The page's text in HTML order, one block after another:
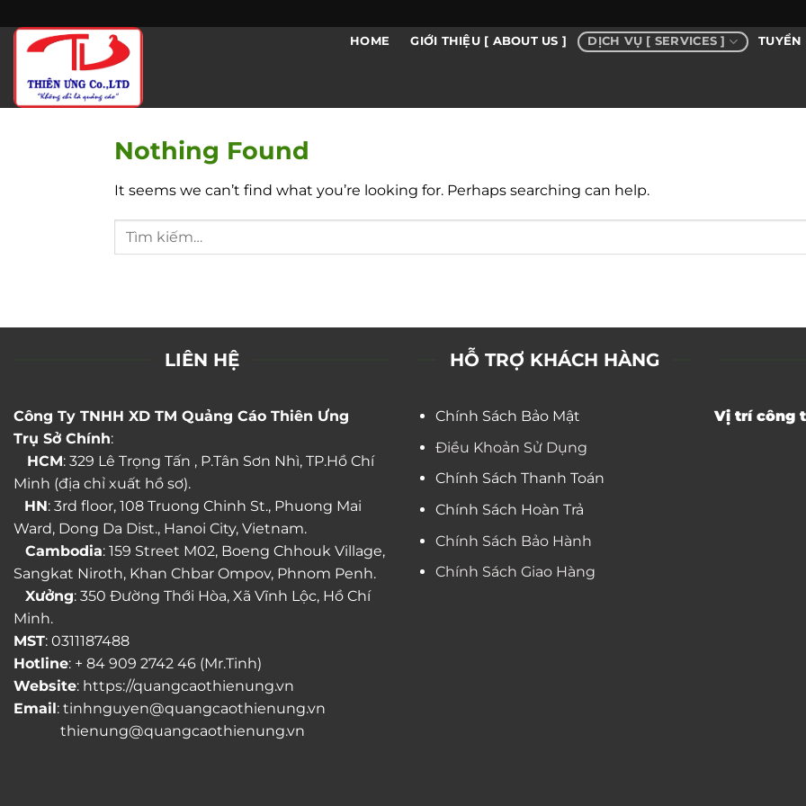
to
content
HOME GIỚI THIỆU [ ABOUT US ] DỊCH VỤ [ SERVICES ]
Nothing Found
It seems we can’t find what you’re looking for. Perhaps searching can help.
LIÊN HỆ
Công Ty TNHH XD TM Quảng Cáo Thiên Ưng
Trụ Sở Chính:
HCM: 329 Lê Trọng Tấn , P.Tân Sơn Nhì, TP.Hồ Chí
Minh (địa chỉ xuất hồ sơ).
HN: 3rd floor, 108 Truong Chinh St., Phuong Mai
Ward, Dong Da Dist., Hanoi City, Vietnam.
Cambodia: 159 Street M02, Boeng Chhouk Village,
Sangkat Niroth, Khan Chbar Ompov, Phnom Penh.
Xưởng: 350 Đường Thới Hòa, Xã Vĩnh Lộc, Hồ Chí
Minh.
MST: 0311187488
Hotline: + 84 909 2742 46 (Mr.Tinh)
Website: https://quangcaothienung.vn
Email: tinhnguyen@quangcaothienung.vn
thienung@quangcaothienung.vn
HỖ TRỢ KHÁCH HÀNG
Chính Sách Bảo Mật
Điều Khoản Sử Dụng
Chính Sách Thanh Toán
Chính Sách Hoàn Trả
Chính Sách Bảo Hành
Chính Sách Giao Hàng
Vị trí công